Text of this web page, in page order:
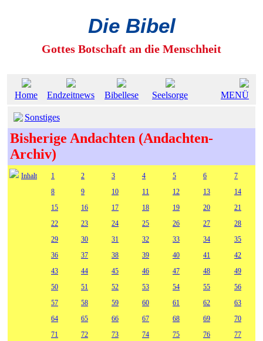
Die Bibel
Gottes Botschaft an die Menschheit
Home Endzeitnews Bibellese Seelsorge MENÜ
Sonstiges
Bisherige Andachten (Andachten-
Archiv)
Inhalt 1 2 3 4 5 6
7
8
9 10 11 12 13
14
15
16 17 18 19 20
21
22
23 24 25 26 27
28
29
30 31 32 33 34
35
36
37 38 39 40 41
42
43
44 45 46 47 48
49
50
51 52 53 54 55
56
57
58 59 60 61 62
63
64
65 66 67 68 69
70
71
72 73 74 75 76
77